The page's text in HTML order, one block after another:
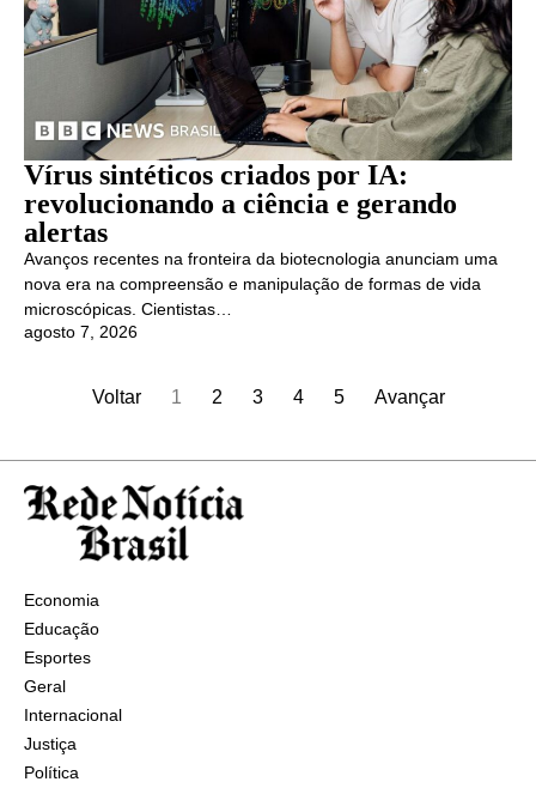
Vírus sintéticos criados por IA:
revolucionando a ciência e gerando
alertas
Avanços recentes na fronteira da biotecnologia anunciam uma
nova era na compreensão e manipulação de formas de vida
microscópicas. Cientistas…
agosto 7, 2026
Voltar 1 2 3 4 5 Avançar
Economia
Educação
Esportes
Geral
Internacional
Justiça
Política